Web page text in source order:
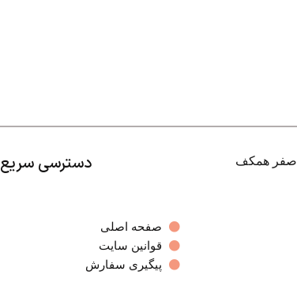
دسترسی سریع
صفحه اصلی
قوانین سایت
پیگیری سفارش